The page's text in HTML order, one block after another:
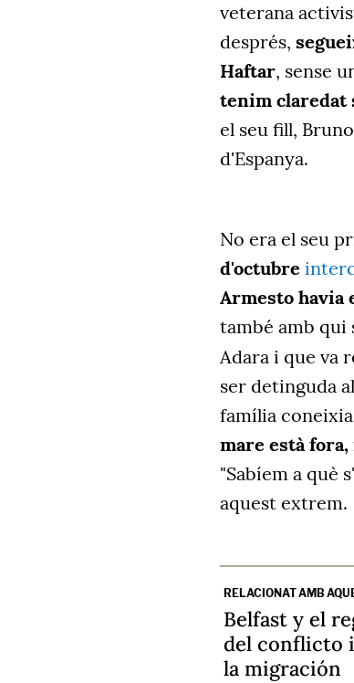
veterana
després,
Haftar, sense
tenim claredat
el seu fill,
d'Espanya.
No era el seu
d'octubre
Armesto havia
també amb qui
Adara i que va
ser detinguda
família
mare està
"Sabíem a què
aquest extrem.
RELACIONAT AMB
Belfast y el
del conflicto
la migración